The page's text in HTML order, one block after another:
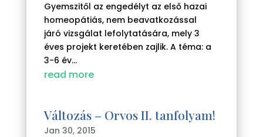
Gyemszitől az engedélyt az első hazai
homeopátiás, nem beavatkozással
járó vizsgálat lefolytatására, mely 3
éves projekt keretében zajlik. A téma: a
3-6 év...
read more
Változás – Orvos II. tanfolyam!
Jan 30, 2015